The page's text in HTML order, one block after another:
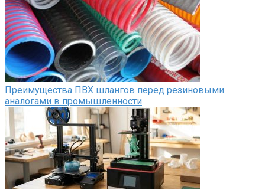
Преимущества ПВХ шлангов перед резиновыми
аналогами в промышленности